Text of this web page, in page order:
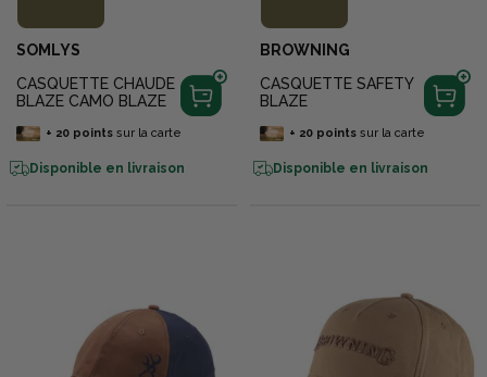
SOMLYS
CASQUETTE CHAUDE
BLAZE CAMO BLAZE
+ 20pointssur la carte
Disponible en livraison
BROWNING
CASQUETTE SAFETY
BLAZE
+ 20pointssur la carte
Disponible en livraison